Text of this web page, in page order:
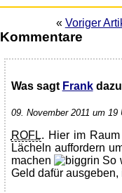
« Voriger
Kommentare
Was sagt Frank
09. November 2011 um 19
ROFL. Hier im
Lächeln auffordern
machen
So
Geld dafür